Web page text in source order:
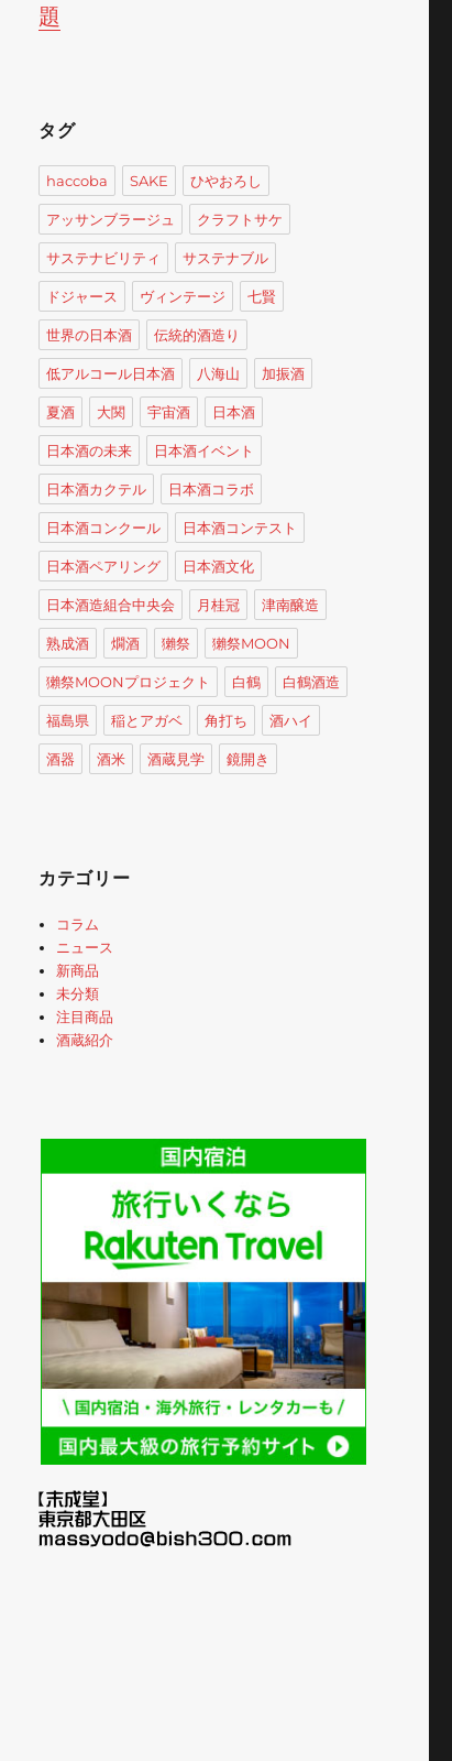
題
タグ
haccoba SAKE ひやおろし
アッサンブラージュ クラフトサケ
サステナビリティ サステナブル
ドジャース ヴィンテージ 七賢
世界の日本酒 伝統的酒造り
低アルコール日本酒 八海山 加振酒
夏酒 大関 宇宙酒 日本酒
日本酒の未来 日本酒イベント
日本酒カクテル 日本酒コラボ
日本酒コンクール 日本酒コンテスト
日本酒ペアリング 日本酒文化
日本酒造組合中央会 月桂冠 津南醸造
熟成酒 燗酒 獺祭 獺祭MOON
獺祭MOONプロジェクト 白鶴 白鶴酒造
福島県 稲とアガベ 角打ち 酒ハイ
酒器 酒米 酒蔵見学 鏡開き
カテゴリー
コラム
ニュース
新商品
未分類
注目商品
酒蔵紹介